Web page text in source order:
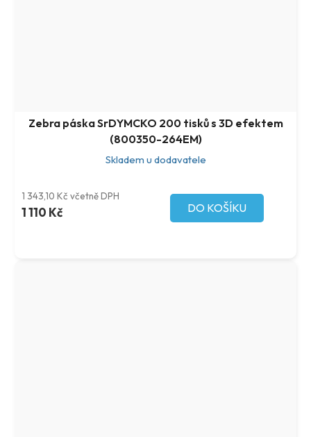
Zebra páska SrDYMCKO 200 tisků s 3D efektem
(800350-264EM)
Skladem u dodavatele
1 343,10 Kč včetně DPH
1 110 Kč DO KOŠÍKU